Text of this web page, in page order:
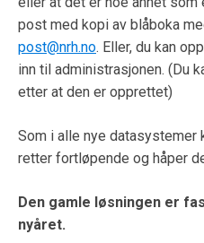
post med kopi av blåboka
post@nrh.no. Eller, du kan
inn til administrasjonen. (Du
etter at den er opprettet)
Som i alle nye datasystemer
retter fortløpende og håper
Den gamle løsningen er
nyåret.